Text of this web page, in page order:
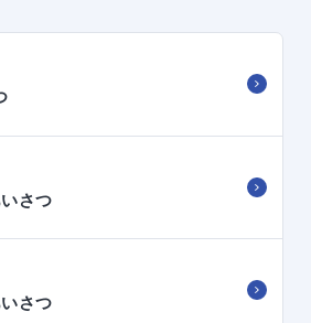
さつ
さつ